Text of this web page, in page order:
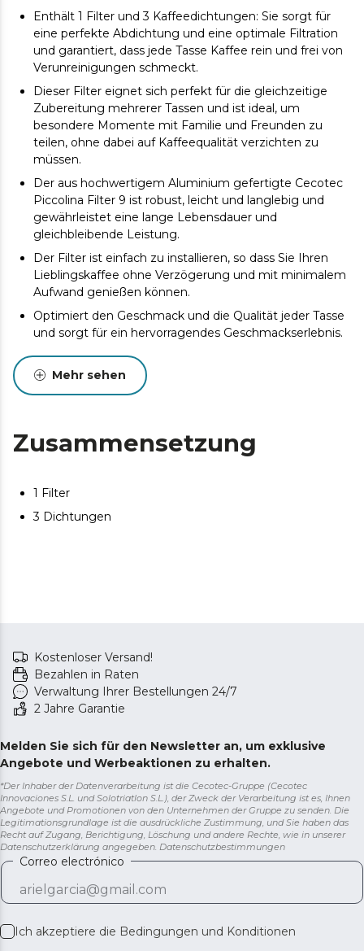
Enthält 1 Filter und 3 Kaffeedichtungen: Sie sorgt für
eine perfekte Abdichtung und eine optimale Filtration
und garantiert, dass jede Tasse Kaffee rein und frei von
Verunreinigungen schmeckt.
Dieser Filter eignet sich perfekt für die gleichzeitige
Zubereitung mehrerer Tassen und ist ideal, um
besondere Momente mit Familie und Freunden zu
teilen, ohne dabei auf Kaffeequalität verzichten zu
müssen.
Der aus hochwertigem Aluminium gefertigte Cecotec
Piccolina Filter 9 ist robust, leicht und langlebig und
gewährleistet eine lange Lebensdauer und
gleichbleibende Leistung.
Der Filter ist einfach zu installieren, so dass Sie Ihren
Lieblingskaffee ohne Verzögerung und mit minimalem
Aufwand genießen können.
Optimiert den Geschmack und die Qualität jeder Tasse
und sorgt für ein hervorragendes Geschmackserlebnis.
Mehr sehen
Zusammensetzung
1 Filter
3 Dichtungen
Kostenloser Versand!
Bezahlen in Raten
Verwaltung Ihrer Bestellungen 24/7
2 Jahre Garantie
Melden Sie sich für den Newsletter an, um exklusive
Angebote und Werbeaktionen zu erhalten.
*Der Inhaber der Datenverarbeitung ist die Cecotec-Gruppe (Cecotec
Innovaciones S.L. und Solotriatlon S.L.), der Zweck der Verarbeitung ist es, Ihnen
Angebote und Promotionen von den Unternehmen der Gruppe zu senden. Die
Legitimationsgrundlage ist die ausdrückliche Zustimmung, und Sie haben das
Recht auf Zugang, Berichtigung, Löschung und andere Rechte, wie in unserer
Datenschutzerklärung angegeben. Datenschutzbestimmungen
Correo electrónico
Ich akzeptiere die Bedingungen und Konditionen